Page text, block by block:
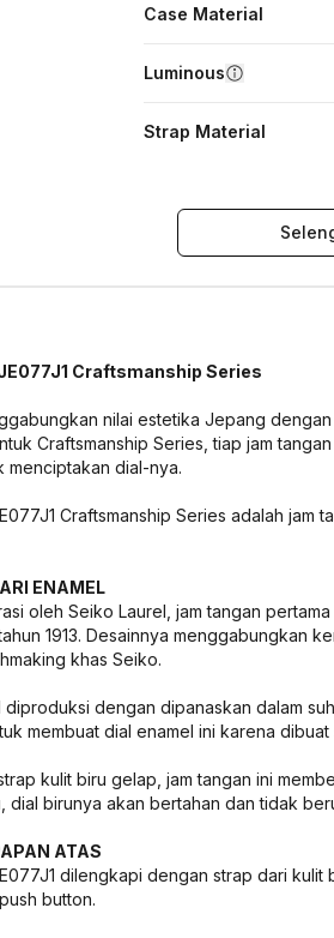
Case Material
Luminous
Strap Material
Craftsmanship Series
nilai estetika Jepang
Craftsmanship Series, tiap jam
menciptakan dial-nya.
Craftsmanship Series adalah jam
ENAMEL
oleh Seiko Laurel, jam tangan
1913. Desainnya menggabungkan
khas Seiko.
dengan dipanaskan dalam
membuat dial enamel ini karena
kulit biru gelap, jam tangan ini
dial birunya akan bertahan dan tidak
ATAS
dilengkapi dengan strap dari
button.